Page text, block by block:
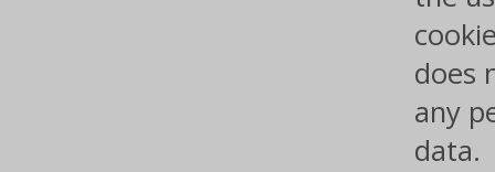
does
any
data.